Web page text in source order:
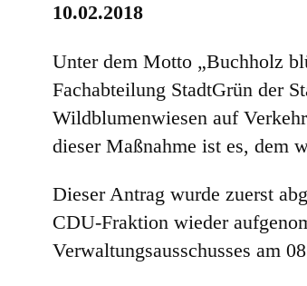
10.02.2018
Unter dem Motto „Buchholz
Fachabteilung StadtGrün der
Wildblumenwiesen auf
dieser Maßnahme ist es, dem
Dieser Antrag wurde zuerst
CDU-Fraktion wieder
Verwaltungsausschusses am